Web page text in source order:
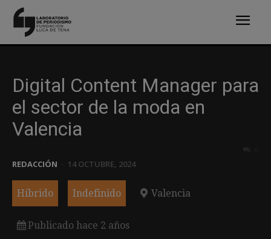
Digital Content Manager para
el sector de la moda en
Valencia
REDACCIÓN 14 OCTUBRE, 2024
Híbrido Indefinido Valencia
Publicado hace 2 años